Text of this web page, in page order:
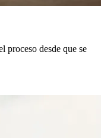
proceso desde que se